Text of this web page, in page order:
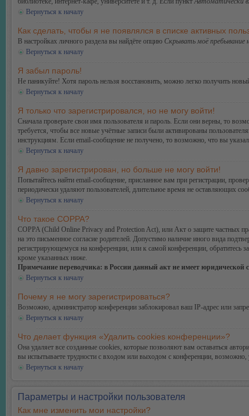
Вернуться к началу
Как сделать, чтобы я не появлялся в списке активных
В настройках личного раздела вы найдёте опцию Скрывать моё пребывание
Вернуться к началу
Я забыл пароль!
Не паникуйте! Хотя пароль нельзя восстановить, можно легко получить
Вернуться к началу
Я только что зарегистрировался, но не могу войти!
Сначала проверьте свои имя пользователя и пароль. Если они верны, то
требуется, чтобы все новые учётные записи были активированы
инструкциям. Если email-сообщение не получено, то возможно, что вы
Вернуться к началу
Я давно зарегистрирован, но больше не могу войти!
Попытайтесь найти email-сообщение, присланное вам при регистрации,
периодически удаляют пользователей, длительное время не оставляющих
Вернуться к началу
Что такое COPPA?
COPPA (Child Online Privacy and Protection Act), или Акт о защите частных
на это письменное согласие родителей. Допустимо наличие иного вида
регистрирующемуся на конференции, или к самой конференции,
кроме указанных ниже.
Примечание переводчика: в России данный акт не имеет юридической
Вернуться к началу
Почему я не могу зарегистрироваться?
Возможно, администратор конференции заблокировал ваш IP-адрес или
Вернуться к началу
Что делает функция «Удалить cookies конференции»?
Она удаляет все созданные cookies, которые позволяют вам оставаться
вы испытываете трудности с входом или выходом с конференции, возможно,
Вернуться к началу
Параметры и настройки пользователя
Как мне изменить мои настройки?